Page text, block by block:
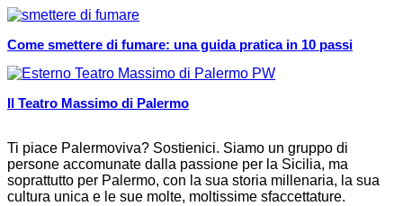
Come smettere di fumare: una guida pratica in 10 passi
Il Teatro Massimo di Palermo
Ti piace Palermoviva? Sostienici. Siamo un gruppo di
persone accomunate dalla passione per la Sicilia, ma
soprattutto per Palermo, con la sua storia millenaria, la sua
cultura unica e le sue molte, moltissime sfaccettature.